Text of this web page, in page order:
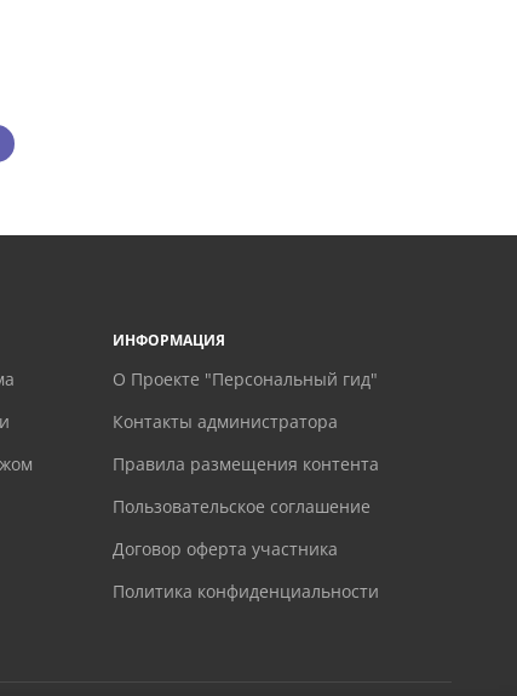
ИНФОРМАЦИЯ
О Проекте "Персональный гид"
Контакты администратора
Правила размещения контента
Пользовательское соглашение
Договор оферта участника
Политика конфиденциальности